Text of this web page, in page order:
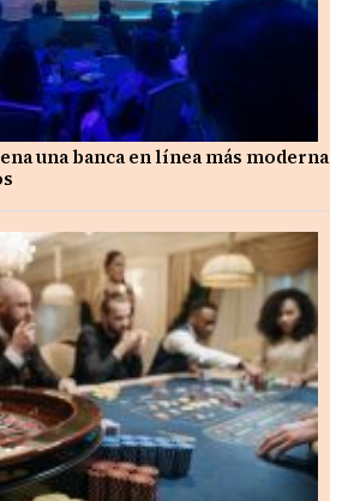
una banca en línea más moderna